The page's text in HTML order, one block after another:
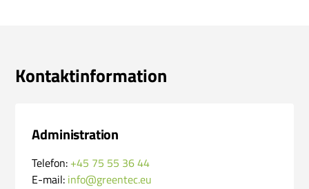
Kontaktinformation
Administration
Telefon: +45 75 55 36 44
E-mail: info@greentec.eu